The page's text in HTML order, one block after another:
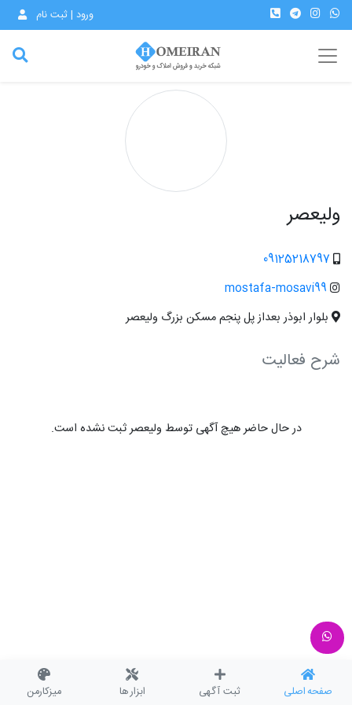
ورود | ثبت نام
ولیعصر
09125218797
mostafa-mosavi99
بلوار ابوذر بعداز پل پنجم مسکن بزرگ ولیعصر
شرح فعالیت
در حال حاضر هیچ آگهی توسط ولیعصر ثبت نشده است.
صفحه اصلی ثبت آگهی ابزار ها میزکارمن